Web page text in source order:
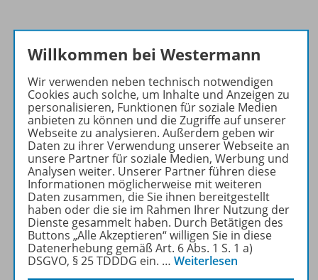
Produktinformationen
Beschreibung
Zugehörige Produkte
Rezensionen
Benachrichtigungs-Service
Willkommen bei Westermann
Wir verwenden neben technisch notwendigen
Cookies auch solche, um Inhalte und Anzeigen zu
personalisieren, Funktionen für soziale Medien
anbieten zu können und die Zugriffe auf unserer
Webseite zu analysieren. Außerdem geben wir
Daten zu ihrer Verwendung unserer Webseite an
unsere Partner für soziale Medien, Werbung und
Analysen weiter. Unserer Partner führen diese
Informationen möglicherweise mit weiteren
Daten zusammen, die Sie ihnen bereitgestellt
haben oder die sie im Rahmen Ihrer Nutzung der
Dienste gesammelt haben. Durch Betätigen des
Buttons „Alle Akzeptieren“ willigen Sie in diese
Datenerhebung gemäß Art. 6 Abs. 1 S. 1 a)
DSGVO, § 25 TDDDG ein. … Weiterlesen